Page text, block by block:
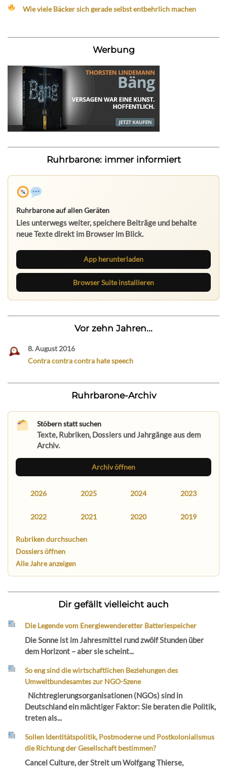
Wie viele Bäcker sich gerade selbst entbehrlich machen
Werbung
Ruhrbarone: immer informiert
Ruhrbarone auf allen Geräten
Lies unterwegs weiter, speichere Beiträge und behalte
neue Texte direkt im Browser im Blick.
App herunterladen
Browser Suite installieren
Vor zehn Jahren...
8. August 2016
Contra contra contra hate speech
Ruhrbarone-Archiv
Stöbern statt suchen
Texte, Rubriken, Dossiers und Jahrgänge aus dem
Archiv.
Archiv öffnen
2026 2025 2024 2023
2022 2021 2020 2019
Rubriken durchsuchen
Dossiers öffnen
Alle Jahre anzeigen
Dir gefällt vielleicht auch
Die Legende vom Energiewenderetter Batteriespeicher
Die Sonne ist im Jahresmittel rund zwölf Stunden über
dem Horizont – aber sie scheint...
So eng sind die wirtschaftlichen Beziehungen des
Umweltbundesamtes zur NGO-Szene
Nichtregierungsorganisationen (NGOs) sind in
Deutschland ein mächtiger Faktor: Sie beraten die Politik,
treten als...
Sollen Identitätspolitik, Postmoderne und Postkolonialismus
die Richtung der Gesellschaft bestimmen?
Cancel Culture, der Streit um Wolfgang Thierse,